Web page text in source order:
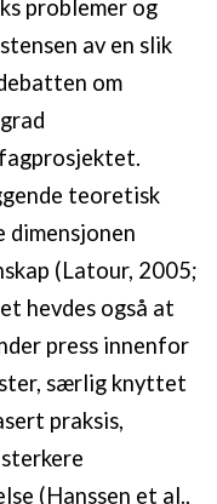
problemer og
av en slik
om
teoretisk
dimensjonen
(Latour, 2005;
hevdes også at
press innenfor
særlig knyttet
praksis,
(Hanssen et al.,